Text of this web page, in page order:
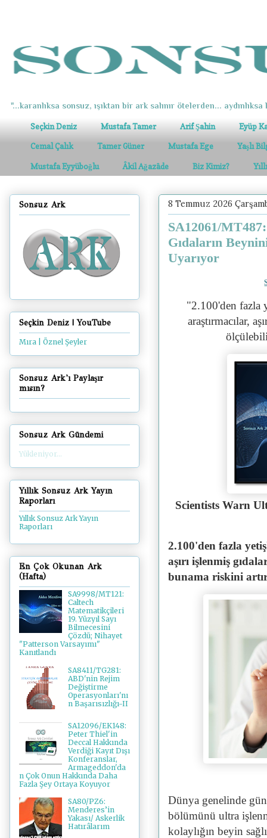
"...karanlıksa sonsuz, ışıktan bir ark salınır ötelerden... aydınlıksa
Seçkin Deniz Mustafa Tamer Arif Şahin Eyüp
Cemal Çalık Tamer Güner Mustafa Ege Yaşlı
Mustafa Eyyüboğlu Âkil Ağazâde Biz Kimiz?
8 Temmuz 2026
SA12061/
Gıdaların
Uyarıyor
"2.100'den fazla
araştırmacılar,
Scientists Warn
2.100'den fazla
aşırı işlenmiş
bunama riskini
Dünya genelinde
bölümünü ultra
kolaylığın beyin
Sonsuz Ark
Seçkin Deniz | YouTube
Mıra | Öznel Şeyler
Sonsuz Ark'ı Paylaşır
mısın?
Sonsuz Ark Gündemi
Yükleniyor...
Yıllık Sonsuz Ark Yayın
Raporları
Yıllık Sonsuz Ark Yayın
Raporları
En Çok Okunan Ark
(Hafta)
SA9998/MT121:
Caltech
Matematikçileri
19. Yüzyıl Sayı
Bilmecesini
Çözdü; Nihayet
"Patterson Varsayımı"
Kanıtlandı
SA8411/TG281:
ABD'nin Rejim
Değiştirme
Operasyonları'nı
n Başarısızlığı-II
SA12096/EK148:
Peter Thiel'in
Deccal Hakkında
Verdiği Kayıt Dışı
Konferanslar,
Armageddon'da
n Çok Onun Hakkında Daha
Fazla Şey Ortaya Koyuyor
SA80/PZ6:
Menderes’in
Yakası/ Askerlik
Hatırâlarım